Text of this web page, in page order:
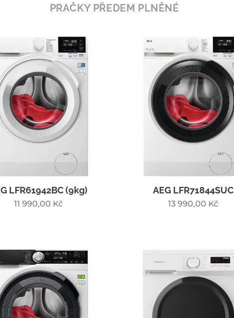
PRAČKY PŘEDEM PLNĚNÉ
LFR61942BC (9kg)
11 990,00 Kč
AEG LFR71844SUC
13 990,00 Kč